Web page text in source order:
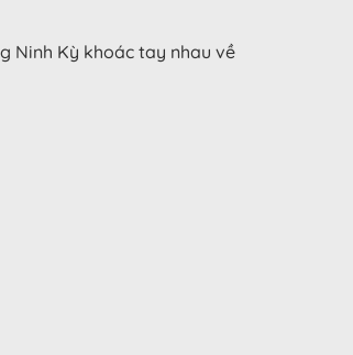
Ninh Kỳ khoác tay nhau về